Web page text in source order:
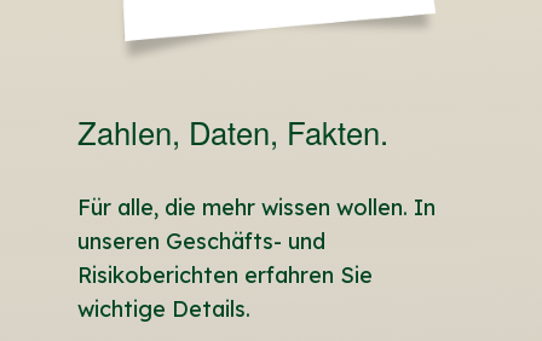
Zahlen, Daten, Fakten.
Für alle, die mehr wissen wollen. In
unseren Geschäfts- und
Risikoberichten erfahren Sie
wichtige Details.